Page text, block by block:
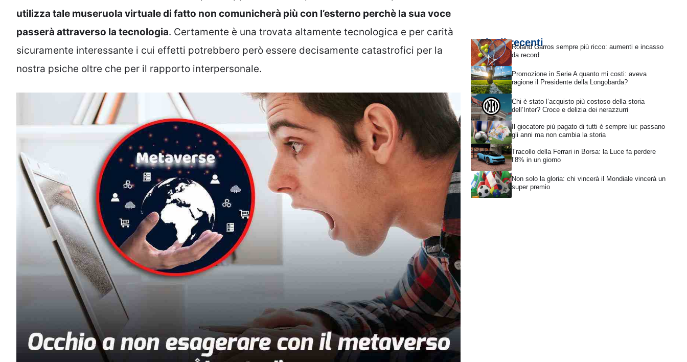
utilizza tale museruola virtuale di fatto non comunicherà più con l’esterno perchè la sua voce
passerà attraverso la tecnologia. Certamente è una trovata altamente tecnologica e per carità
sicuramente interessante i cui effetti potrebbero però essere decisamente catastrofici per la
nostra psiche oltre che per il rapporto interpersonale.
Articoli recentiRoland Garros sempre più ricco: aumenti e incasso
da record
Promozione in Serie A quanto mi costi: aveva
ragione il Presidente della Longobarda?
Chi è stato l’acquisto più costoso della storia
dell’Inter? Croce e delizia dei nerazzurri
Il giocatore più pagato di tutti è sempre lui: passano
gli anni ma non cambia la storia
Tracollo della Ferrari in Borsa: la Luce fa perdere
l’8% in un giorno
Non solo la gloria: chi vincerà il Mondiale vincerà un
super premio